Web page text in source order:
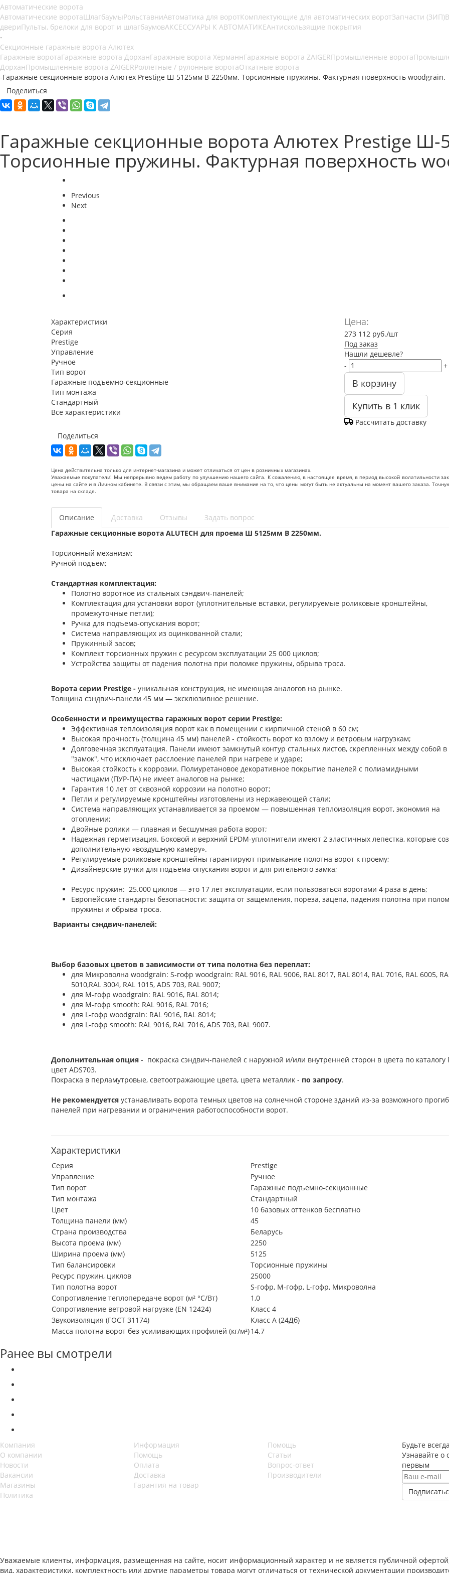
Автоматические ворота
Автоматические воротаШлагбаумыРольставниАвтоматика для воротКомплектующие для автоматических воротЗапчасти (ЗИП)
двериПульты, брелоки для ворот и шлагбаумовАКСЕССУАРЫ К АВТОМАТИКЕАнтискользящие покрытия
-
Секционные гаражные ворота Алютех
Гаражные воротаГаражные ворота ДорханГаражные ворота ХёрманнГаражные ворота ZAIGERПромышленные ворота
ДорханПромышленные ворота ZAIGERРоллетные / рулонные воротаОткатные ворота
-Гаражные секционные ворота Алютех Prestige Ш-5125мм В-2250мм. Торсионные пружины. Фактурная поверхность woodgrain.
Поделиться
Гаражные секционные ворота Алютех Prestige
Торсионные пружины. Фактурная поверхность
Previous
Next
Характеристики
Серия
Prestige
Управление
Ручное
Тип ворот
Гаражные подъемно-секционные
Тип монтажа
Стандартный
Все характеристики
Цена:
273 112 руб./шт
Под заказ
Нашли дешевле?
-
+
В корзину
Купить в 1 клик
Рассчитать доставку
Поделиться
Цена действительна только для интернет-магазина и может отличаться от цен в розничных магазинах.
Уважаемые покупатели! Мы непрерывно ведем работу по улучшению нашего сайта. К сожалению, в настоящее время, в период высокой волатильности
цены на сайте и в Личном кабинете. В связи с этим, мы обращаем ваше внимание на то, что цены могут быть не актуальны на момент вашего заказа.
товара на складе.
Описание Доставка Отзывы
Задать вопрос
Гаражные секционные ворота ALUTECH для проема Ш 5125мм В 2250мм.
Торсионный механизм;
Ручной подъем;
Стандартная комплектация:
Полотно воротное из стальных сэндвич-панелей;
Комплектация для установки ворот (уплотнительные вставки, регулируемые роликовые кронштейны,
промежуточные петли);
Ручка для подъема-опускания ворот;
Система направляющих из оцинкованной стали;
Пружинный засов;
Комплект торсионных пружин с ресурсом эксплуатации 25 000 циклов;
Устройства защиты от падения полотна при поломке пружины, обрыва троса.
Ворота серии Prestige - уникальная конструкция, не имеющая аналогов на рынке.
Толщина сэндвич-панели 45 мм — эксклюзивное решение.
Особенности и преимущества гаражных ворот серии Prestige:
Эффективная теплоизоляция ворот как в помещении с кирпичной стеной в 60 см;
Высокая прочность (толщина 45 мм) панелей - стойкость ворот ко взлому и ветровым нагрузкам;
Долговечная эксплуатация. Панели имеют замкнутый контур стальных листов, скрепленных между собой в
"замок", что исключает расслоение панелей при нагреве и ударе;
Высокая стойкость к коррозии. Полиуретановое декоративное покрытие панелей с полиамидными
частицами (ПУР-ПА) не имеет аналогов на рынке;
Гарантия 10 лет от сквозной коррозии на полотно ворот;
Петли и регулируемые кронштейны изготовлены из нержавеющей стали;
Система направляющих устанавливается за проемом — повышенная теплоизоляция ворот, экономия на
отоплении;
Двойные ролики — плавная и бесшумная работа ворот;
Надежная герметизация. Боковой и верхний EPDM-уплотнители имеют 2 эластичных лепестка, которые
дополнительную «воздушную камеру».
Регулируемые роликовые кронштейны гарантируют примыкание полотна ворот к проему;
Дизайнерские ручки для подъема-опускания ворот и для ригельного
Ресурс пружин: 25.000 циклов — это 17 лет эксплуатации, если пользоваться воротами 4 раза в день;
Европейские стандарты безопасности: защита от защемления, пореза, зацепа, падения полотна при
пружины и обрыва троса.
Варианты сэндвич-панелей:
Выбор базовых цветов в зависимости от типа полотна без переплат:
для Микроволна woodgrain: S-гофр woodgrain: RAL 9016, RAL 9006, RAL 8017, RAL 8014, RAL 7016, RAL 6005,
5010,RAL 3004, RAL 1015, ADS 703, RAL 9007;
для М-гофр woodgrain: RAL 9016, RAL 8014;
для М-гофр smooth: RAL 9016, RAL 7016;
для L-гофр woodgrain: RAL 9016, RAL 8014;
для L-гофр smooth: RAL 9016, RAL 7016, ADS 703, RAL 9007.
Дополнительная опция - покраска сэндвич-панелей с наружной и/или внутренней сторон в цвета по каталогу
цвет ADS703.
Покраска в перламутровые, светоотражающие цвета, цвета металлик - по запросу.
Не рекомендуется устанавливать ворота темных цветов на солнечной стороне зданий из-за возможного
панелей при нагревании и ограничения работоспособности ворот.
Характеристики
Серия
Prestige
Управление
Ручное
Тип ворот
Гаражные подъемно-секционные
Тип монтажа
Стандартный
Цвет
10 базовых оттенков бесплатно
Толщина панели (мм)
45
Страна производства
Беларусь
Высота проема (мм)
2250
Ширина проема (мм)
5125
Тип балансировки
Торсионные пружины
Ресурс пружин, циклов
25000
Тип полотна ворот
S-гофр, М-гофр, L-гофр, Микроволна
Сопротивление теплопередаче ворот (м² °С/Вт)
1,0
Сопротивление ветровой нагрузке (EN 12424)
Класс 4
Звукоизоляция (ГОСТ 31174)
Класс А (24Дб)
Масса полотна ворот без усиливающих профилей (кг/м²)14.7
Ранее вы смотрели
Компания
О компании
Новости
Вакансии
Магазины
Политика
Информация
Помощь
Оплата
Доставка
Гарантия на товар
Помощь
Статьи
Вопрос-ответ
Производители
Будьте
Узнавайте о
первым
Уважаемые клиенты, информация, размещенная на сайте, носит информационный характер и не является публичной
вид, характеристики, комплектность или другие параметры товара могут отличаться от технической документации